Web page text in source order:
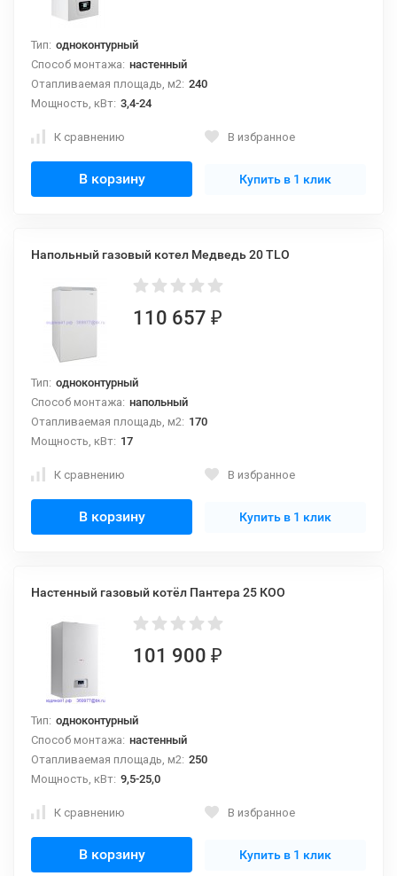
Тип: одноконтурный
Способ монтажа: настенный
Отапливаемая площадь, м2: 240
Мощность, кВт: 3,4-24
К сравнению В избранное
В корзину Купить в 1 клик
Напольный газовый котел Медведь 20 ТLO
110 657 ₽
Тип: одноконтурный
Способ монтажа: напольный
Отапливаемая площадь, м2: 170
Мощность, кВт: 17
К сравнению В избранное
В корзину Купить в 1 клик
Настенный газовый котёл Пантера 25 КОО
101 900 ₽
Тип: одноконтурный
Способ монтажа: настенный
Отапливаемая площадь, м2: 250
Мощность, кВт: 9,5-25,0
К сравнению В избранное
В корзину Купить в 1 клик